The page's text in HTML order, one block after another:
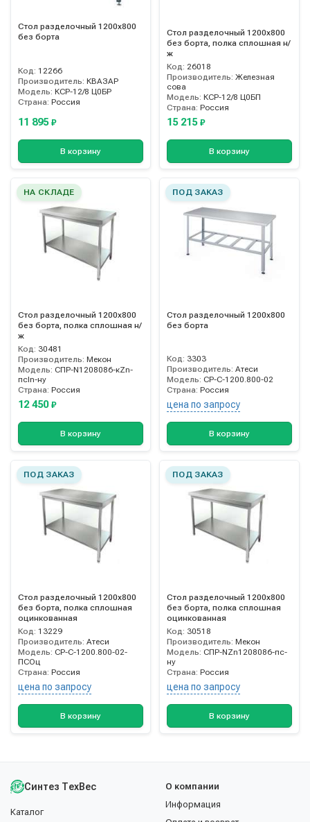
Стол разделочный 1200х800
без борта
Код: 12266
Производитель: КВАЗАР
Модель: КСР-12/8 Ц0БР
Страна: Россия
11 895 ₽
В корзину
Стол разделочный 1200х800
без борта, полка сплошная н/
ж
Код: 26018
Производитель: Железная
сова
Модель: КСР-12/8 Ц0БП
Страна: Россия
15 215 ₽
В корзину
НА СКЛАДЕ
Стол разделочный 1200х800
без борта, полка сплошная н/
ж
Код: 30481
Производитель: Мекон
Модель: СПР-N1208086-кZn-
псIn-ну
Страна: Россия
12 450 ₽
В корзину
ПОД ЗАКАЗ
Стол разделочный 1200х800
без борта
Код: 3303
Производитель: Атеси
Модель: СР-С-1200.800-02
Страна: Россия
цена по запросу
В корзину
ПОД ЗАКАЗ
Стол разделочный 1200х800
без борта, полка сплошная
оцинкованная
Код: 13229
Производитель: Атеси
Модель: СР-С-1200.800-02-
ПСОц
Страна: Россия
цена по запросу
В корзину
ПОД ЗАКАЗ
Стол разделочный 1200х800
без борта, полка сплошная
оцинкованная
Код: 30518
Производитель: Мекон
Модель: СПР-NZn1208086-пс-
ну
Страна: Россия
цена по запросу
В корзину
Синтез ТехВес
Каталог
О компании
Информация